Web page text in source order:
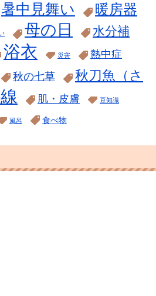
暑中見舞い
暖房器
母の日
水分補
浴衣 災害 熱中症
秋の七草
秋刀魚（さ
肌・皮膚 豆知識
風呂 食べ物